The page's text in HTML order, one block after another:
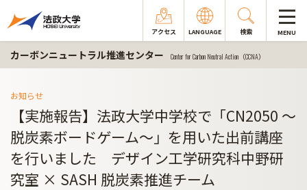
アクセス LANGUAGE 検索 MENU
カーボンニュートラル推進センター Center for Carbon Neutral Action（CCNA）
お知らせ
【実施報告】法政大学中学校で「CN2050 ～
脱炭素ボードゲーム～」を用いた出前講座
を行いました デザイン工学研究科中野研
究室 × SASH 脱炭素推進チーム